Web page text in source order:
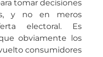
tomar decisiones
y no en meros
electoral. Es
obviamente los
consumidores